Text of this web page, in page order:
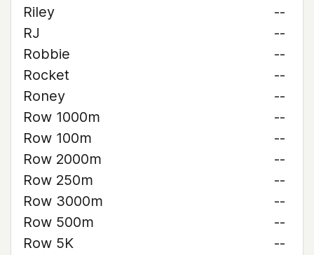
Riley
--
RJ
--
Robbie
--
Rocket
--
Roney
--
Row 1000m
--
Row 100m
--
Row 2000m
--
Row 250m
--
Row 3000m
--
Row 500m
--
Row 5K
--